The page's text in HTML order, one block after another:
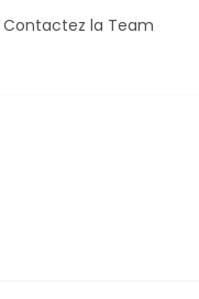
Contactez la Team